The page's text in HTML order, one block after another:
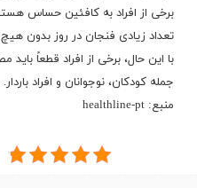
برخی از افراد به کافئین حساس
تعداد زیادی فنجان در روز بدون
با این حال، برخی از افراد قطعاً
جمله کودکان، نوجوانان و افراد باردار.
منبع: healthline-pt